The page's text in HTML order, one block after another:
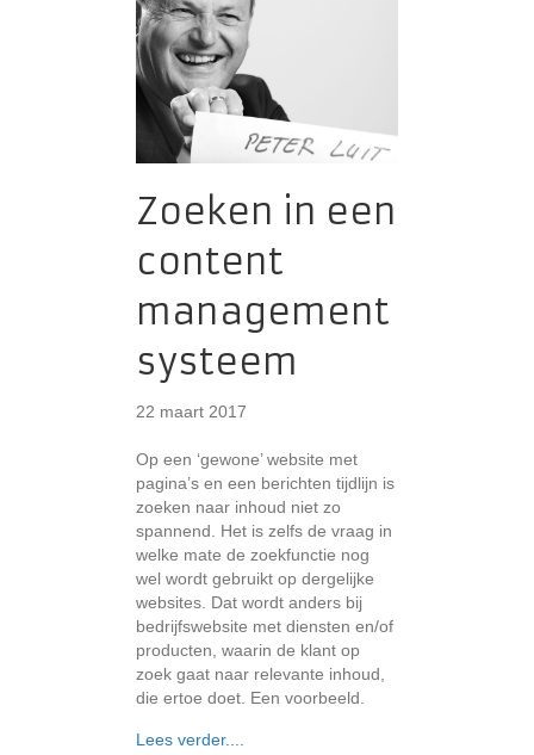
Zoeken in een
content
management
systeem
22 maart 2017
Op een ‘gewone’ website met
pagina’s en een berichten tijdlijn is
zoeken naar inhoud niet zo
spannend. Het is zelfs de vraag in
welke mate de zoekfunctie nog
wel wordt gebruikt op dergelijke
websites. Dat wordt anders bij
bedrijfswebsite met diensten en/of
producten, waarin de klant op
zoek gaat naar relevante inhoud,
die ertoe doet. Een voorbeeld.
Lees verder....